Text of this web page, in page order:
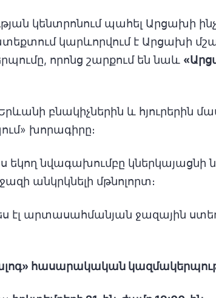
կենտրոնում պահել Արցախի
կարևորվում է Արցախի
որոնց շարքում են նաև
բնակիչներին և հյուրերին
խորագիրը։
եկող նվագախումբը կներկայացնի
անկրկնելի մթնոլորտ։
էլ արտասահմանյան ջազային
հասարակական